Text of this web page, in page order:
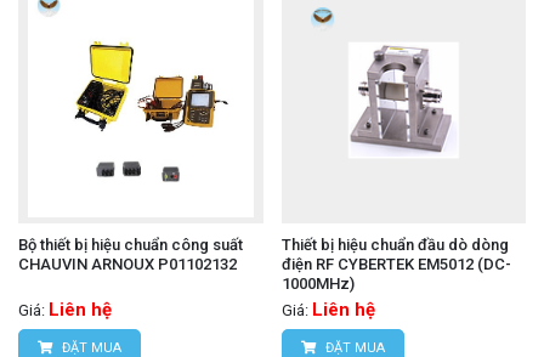
Bộ thiết bị hiệu chuẩn công suất
CHAUVIN ARNOUX P01102132
Giá: Liên hệ
ĐẶT MUA
Thiết bị hiệu chuẩn đầu dò dòng
điện RF CYBERTEK EM5012 (DC-
1000MHz)
Giá: Liên hệ
ĐẶT MUA